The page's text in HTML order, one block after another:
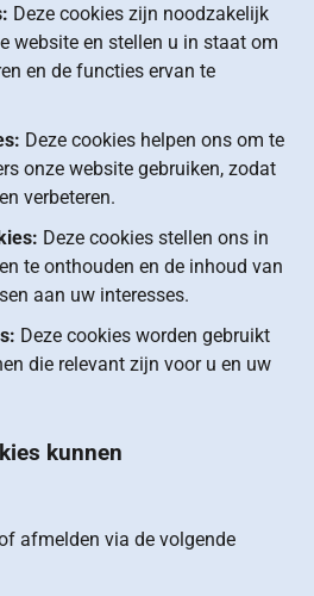
Deze cookies zijn noodzakelijk
website en stellen u in staat om
en de functies ervan te
Deze cookies helpen ons om te
onze website gebruiken, zodat
verbeteren.
Deze cookies stellen ons in
te onthouden en de inhoud van
aan uw interesses.
Deze cookies worden gebruikt
die relevant zijn voor u en uw
kunnen
afmelden via de volgende